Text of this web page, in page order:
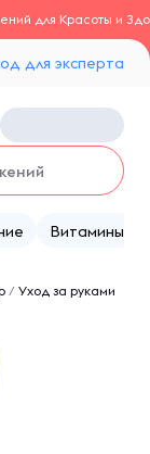
для Красоты и
для эксперта
Витамины
/ Уход за руками